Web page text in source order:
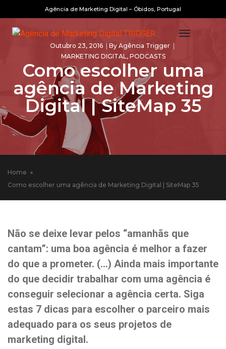
Agência de Marketing Digital – Óbidos, Portugal
Toggle
Outubro 23, 2016 By Agência Trigger
MARKETING DIGITAL, PODCASTS
Como escolher uma
agência de Marketing
Digital | SiteMap 35
Home
Como escolher uma agência de Marketing Digital | SiteMap 35
Não se deixe levar pelos “amanhãs que
cantam”: uma boa agência é melhor a fazer
do que a prometer. (…) Ainda mais importante
do que decidir trabalhar com uma agência é
conseguir selecionar a agência certa. Siga
estas 7 dicas para escolher o parceiro mais
adequado para os seus projetos de
marketing digital.